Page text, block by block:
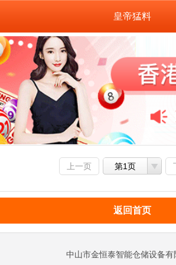
皇帝猛料
上一页 第1页
返回首页
中山市金恒泰智能仓储设备有